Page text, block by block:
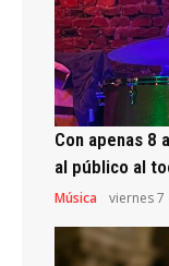
Con apenas 8
al público al
Música viernes